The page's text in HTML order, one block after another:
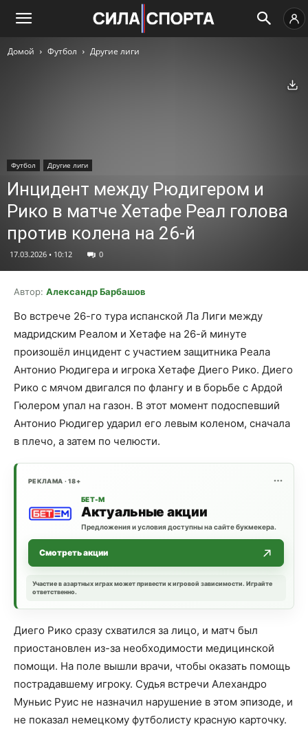
Домой Футбол ­Другие лиги
Футбол ­Другие лиги
Инцидент между Рюдигером и
Рико в матче Хетафе Реал голова
против колена на 26-й
17.03.2026 • 10:12 0
Автор: Александр Барбашов
Во встрече 26-го тура испанской Ла Лиги между
мадридским Реалом и Хетафе на 26-й минуте
произошёл инцидент с участием защитника Реала
Антонио Рюдигера и игрока Хетафе Диего Рико. Диего
Рико с мячом двигался по флангу и в борьбе с Ардой
Гюлером упал на газон. В этот момент подоспевший
Антонио Рюдигер ударил его левым коленом, сначала
в плечо, а затем по челюсти.
РЕКЛАМА · 18+
БЕТ-М
Актуальные акции
Предложения и условия доступны на сайте букмекера.
Смотреть акции
Участие в азартных играх может привести к игровой зависимости. Играйте
ответственно.
Диего Рико сразу схватился за лицо, и матч был
приостановлен из-за необходимости медицинской
помощи. На поле вышли врачи, чтобы оказать помощь
пострадавшему игроку. Судья встречи Алехандро
Муньис Руис не назначил нарушение в этом эпизоде, и
не показал немецкому футболисту красную карточку.